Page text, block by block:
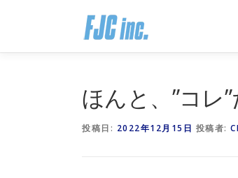
ン
ほんと、”コレ
投稿日: 2022年12月15日 投稿者: